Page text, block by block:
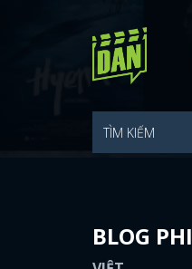
BLOG